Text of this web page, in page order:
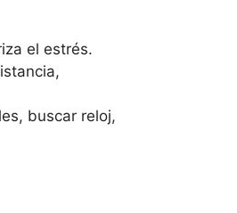
el estrés.
buscar reloj,